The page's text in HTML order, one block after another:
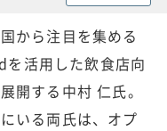
から注目を集める
活用した飲食店向
開する中村 仁氏。
いる両氏は、オプ